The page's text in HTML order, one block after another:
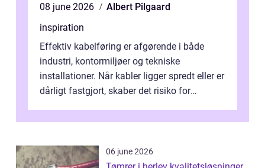
08 june 2026
Albert Pilgaard
inspiration
Effektiv kabelføring er afgørende i både
industri, kontormiljøer og tekniske
installationer. Når kabler ligger spredt eller er
dårligt fastgjort, skaber det risiko for
06 june 2026